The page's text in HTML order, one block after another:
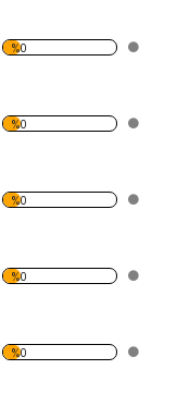
%0
%0
%0
%0
%0